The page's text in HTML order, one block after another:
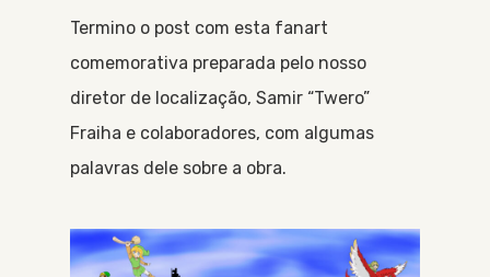
Termino o post com esta fanart
comemorativa preparada pelo nosso
diretor de localização, Samir “Twero”
Fraiha e colaboradores, com algumas
palavras dele sobre a obra.